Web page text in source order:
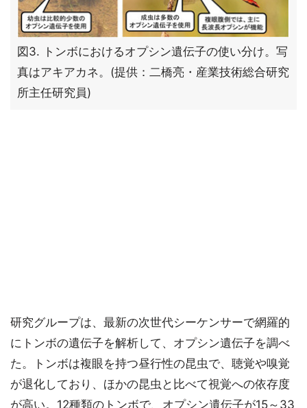
図3. トンボにおけるオプシン遺伝子の使い分け。写
真はアキアカネ。(提供：二橋亮・産業技術総合研究
所主任研究員)
研究グループは、最新の次世代シーケンサーで網羅的
にトンボの遺伝子を解析して、オプシン遺伝子を調べ
た。トンボは複眼を持つ昼行性の昆虫で、聴覚や嗅覚
が退化しており、ほかの昆虫と比べて視覚への依存度
が高い。12種類のトンボで、オプシン遺伝子が15～33